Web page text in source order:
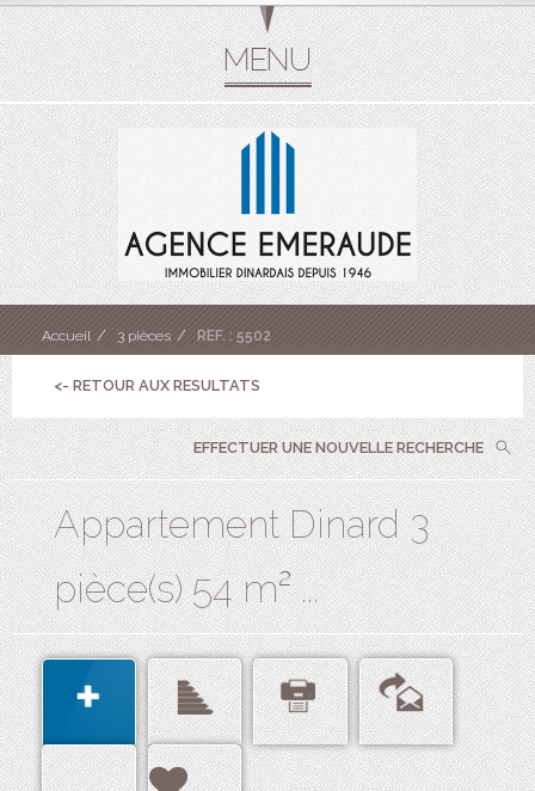
Accueil 3 pièces REF. : 5502
<- RETOUR AUX RESULTATS
EFFECTUER UNE NOUVELLE RECHERCHE
Appartement Dinard 3
pièce(s) 54 m² ...